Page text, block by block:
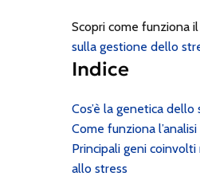
Scopri come funziona il
sulla gestione dello
Indice
Cos’è la genetica dello
Come funziona
Principali geni
allo stress